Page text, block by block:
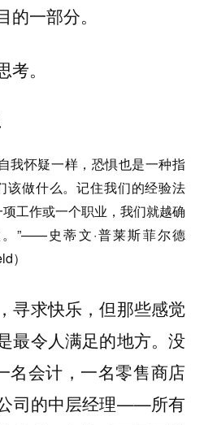
一部分。
。
我怀疑一样，恐惧也是一种指
该做什么。记住我们的经验法
工作或一个职业，我们就越确
”——史蒂文·普莱斯菲尔德
）
寻求快乐，但那些感觉
最令人满足的地方。没
名会计，一名零售商店
司的中层经理——所有